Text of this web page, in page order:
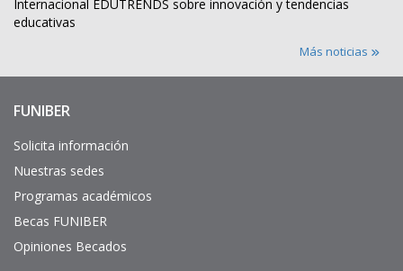
Internacional EDUTRENDS sobre innovación y tendencias
educativas
Más noticias
Enlaces
interés
FUNIBER
Solicita información
Nuestras sedes
Programas académicos
Becas FUNIBER
Opiniones Becados